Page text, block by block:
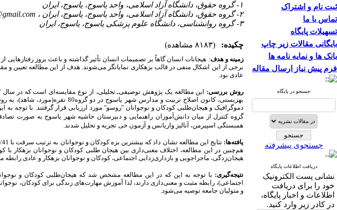
ثبت نام و اشتراک
تماس با ما
تسهیلات پایگاه
بایگانی مقالات زیر چاپ
بانک ها و نمایه نامه ها
فرم پیش نیاز ارسال مقاله
جستجو در پایگاه
جستجوی پیشرفته
دریافت اطلاعات پایگاه
نشانی پست الکترونیک
خود را برای دریافت
اطلاعات و اخبار پایگاه،
در کادر زیر وارد کنید.
۱- گروه حقوق، دانشگاه آزاد اسلامی، واحد یاسوج، یاسوج، ایران
۲- گروه حقوق، دانشگاه آزاد اسلامی، واحد یاسوج، یاسوج، ایران ،
۳- گروه روانشناسی، دانشگاه علوم پزشکی یاسوج، یاسوج، ایران
چکیده: (۸۱۸۳ مشاهده)
زمینه و هدف: هیجانات انسان گاهاً بر تصمیمات انسان تأثیر گذاشته و باعث بروز
برخی از این اشکال منفی در قالب بزهکاری نمایانگر می‌شوند. هدف از این مطالعه تعیین و
عادی بود.
روش بررسی: این مطالعه یک پژوهش توصیفی‌ـ تحلیلی، از نوع
بهزیستی، کانون اصلاح تربیت و مدارس
دموگرافیک و هیجان‌طلبی کودکان و نوجوانان "روسو" مورد ارزیابی قرار گرفتند. با توجه به
گروه کنترل از میان دانش‌آموزان راهنمایی و دبیرستان حاشیه شهر یاسوج به صورت
همبستگی اسپیرمن، آنالیز واریانس و آزمون خی تجزیه و تحلیل شدند.
یافته‌ها:
هم‌چنین در این مطالعه، اختلاف معنی‌داری بین هیجان طلبی کودکان و نوجوانان بزهکار با
هیجان‌زدگی، ماجراجویی و بازداری‌زدایی اجتماعی، کودکان و نوجوانان بزهکار و عادی رابطه
نتیجه‌گیری: با توجه به این که در این مطالعه مشخص شد که هیجان‌طلبی کودکان و
اجتماعی)، رابطه مثبت و معنی‌داری دارند، لذا آموزش مهارت‌های زندگی برای کودکان،
و متولیان جامعه توصیه می‌شود.